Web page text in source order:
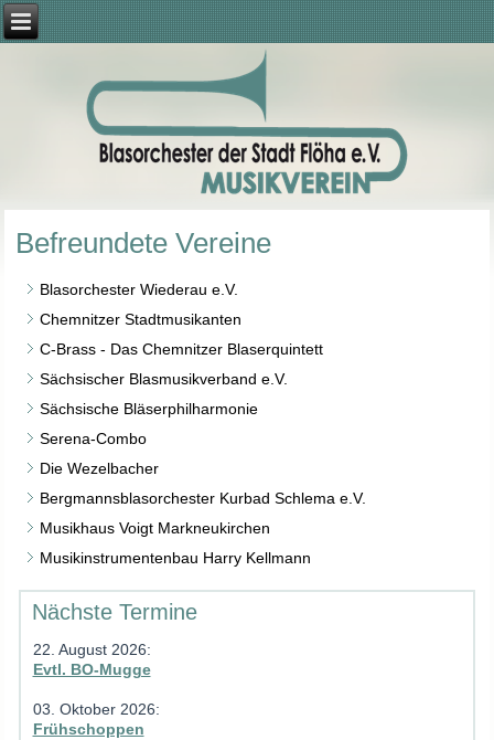
Befreundete Vereine
Blasorchester Wiederau e.V.
Chemnitzer Stadtmusikanten
C-Brass - Das Chemnitzer Blaserquintett
Sächsischer Blasmusikverband e.V.
Sächsische Bläserphilharmonie
Serena-Combo
Die Wezelbacher
Bergmannsblasorchester Kurbad Schlema e.V.
Musikhaus Voigt Markneukirchen
Musikinstrumentenbau Harry Kellmann
Nächste Termine
22. August 2026:
Evtl. BO-Mugge
03. Oktober 2026:
Frühschoppen